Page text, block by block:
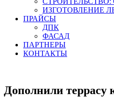
ИЗГОТОВЛЕНИЕ
ПРАЙСЫ
ДПК
ФАСАД
ПАРТНЕРЫ
КОНТАКТЫ
Дополнили